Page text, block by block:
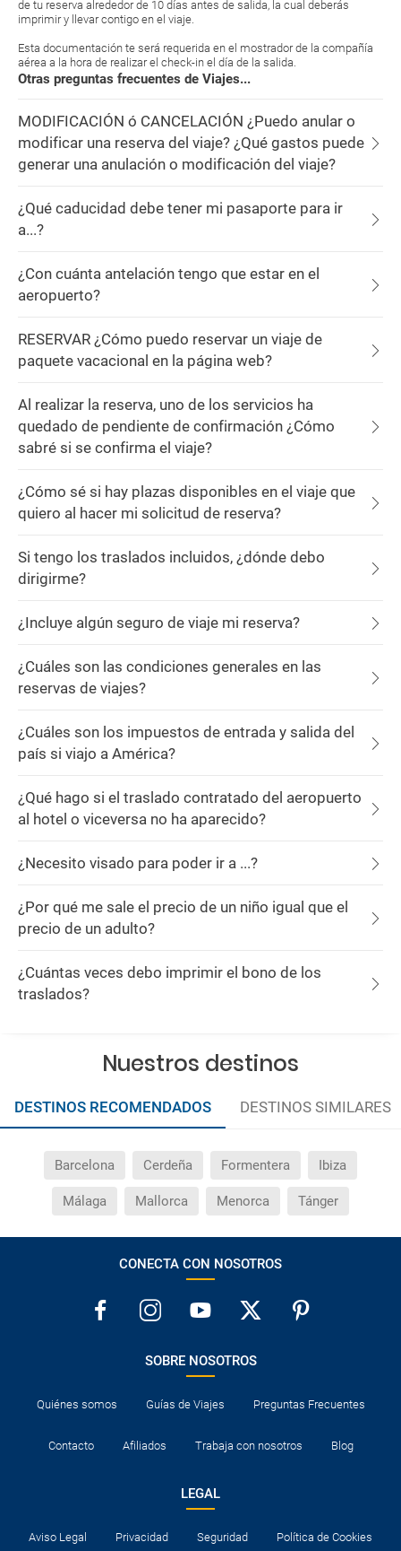
de tu reserva alrededor de 10 días antes de salida, la cual deberás
imprimir y llevar contigo en el viaje.
Esta documentación te será requerida en el mostrador de la compañía
aérea a la hora de realizar el check-in el día de la salida.
Otras preguntas frecuentes de Viajes...
MODIFICACIÓN ó CANCELACIÓN ¿Puedo anular o
modificar una reserva del viaje? ¿Qué gastos puede
generar una anulación o modificación del viaje?
¿Qué caducidad debe tener mi pasaporte para ir
a...?
¿Con cuánta antelación tengo que estar en el
aeropuerto?
RESERVAR ¿Cómo puedo reservar un viaje de
paquete vacacional en la página web?
Al realizar la reserva, uno de los servicios ha
quedado de pendiente de confirmación ¿Cómo
sabré si se confirma el viaje?
¿Cómo sé si hay plazas disponibles en el viaje que
quiero al hacer mi solicitud de reserva?
Si tengo los traslados incluidos, ¿dónde debo
dirigirme?
¿Incluye algún seguro de viaje mi reserva?
¿Cuáles son las condiciones generales en las
reservas de viajes?
¿Cuáles son los impuestos de entrada y salida del
país si viajo a América?
¿Qué hago si el traslado contratado del aeropuerto
al hotel o viceversa no ha aparecido?
¿Necesito visado para poder ir a ...?
¿Por qué me sale el precio de un niño igual que el
precio de un adulto?
¿Cuántas veces debo imprimir el bono de los
traslados?
Nuestros destinos
DESTINOS RECOMENDADOS DESTINOS SIMILARES
Barcelona Cerdeña Formentera Ibiza
Málaga Mallorca Menorca Tánger
CONECTA CON NOSOTROS
SOBRE NOSOTROS
Quiénes somos Guías de Viajes Preguntas Frecuentes
Contacto Afiliados Trabaja con nosotros Blog
LEGAL
Aviso Legal Privacidad Seguridad Política de Cookies